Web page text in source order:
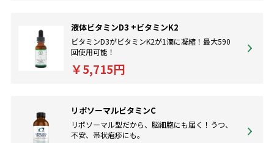
液体ビタミンD3 +ビタミンK2
ビタミンD3がビタミンK2が1滴に凝縮！最大590
回使用可能！
￥5,715円
リポソーマルビタミンC
リポソーマル型だから、脳細胞にも届く！うつ、
不安、帯状疱疹にも。